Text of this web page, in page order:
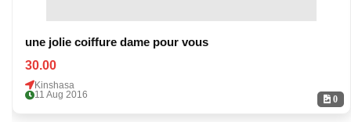
0
une jolie coiffure dame pour vous
30.00
Kinshasa
11 Aug 2016